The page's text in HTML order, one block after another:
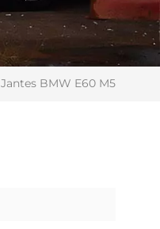
Jantes BMW E60 M5